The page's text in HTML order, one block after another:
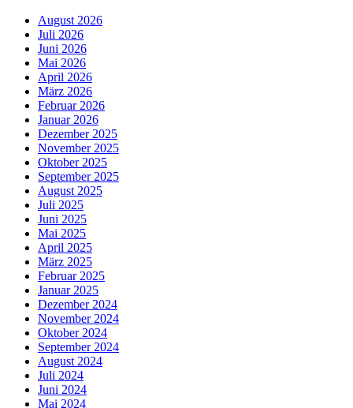
August 2026
Juli 2026
Juni 2026
Mai 2026
April 2026
März 2026
Februar 2026
Januar 2026
Dezember 2025
November 2025
Oktober 2025
September 2025
August 2025
Juli 2025
Juni 2025
Mai 2025
April 2025
März 2025
Februar 2025
Januar 2025
Dezember 2024
November 2024
Oktober 2024
September 2024
August 2024
Juli 2024
Juni 2024
Mai 2024